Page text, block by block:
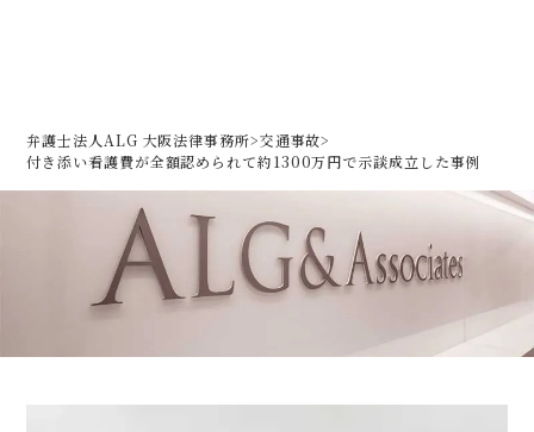
弁護士法人ALG 大阪法律事務所>交通事故>
付き添い看護費が全額認められて約1300万円で示談成立した事例